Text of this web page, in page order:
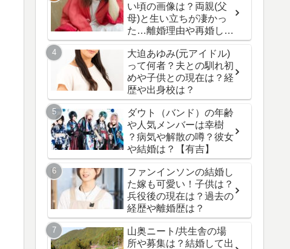
い頃の画像は？両親(父
母)と生い立ちが凄かっ
た…離婚理由や再婚した
夫と子供の現在は？
大迫あゆみ(元アイドル)
って何者？夫との馴れ初
めや子供との現在は？経
歴や出身校は？
ダウト（バンド）の年齢
や人気メンバーは幸樹
？病気や解散の噂？彼女
や結婚は？【有吉】
ファンインソンの結婚し
た嫁も可愛い！子供は？
兵役後の現在は？過去の
経歴や離婚歴は？
山奥ニート/共生舎の場
所や募集は？結婚して出